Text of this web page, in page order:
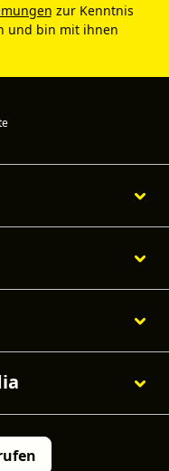
zur Kenntnis
und bin mit ihnen